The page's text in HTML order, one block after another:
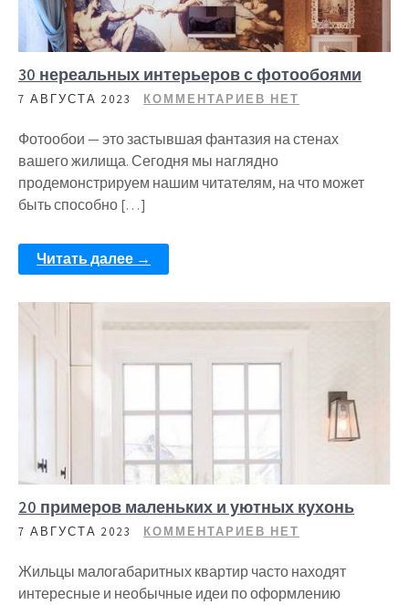
30 нереальных интерьеров с фотообоями
7 АВГУСТА 2023 КОММЕНТАРИЕВ НЕТ
Фотообои — это застывшая фантазия на стенах
вашего жилища. Сегодня мы наглядно
продемонстрируем нашим читателям, на что может
быть способно […]
Читать далее →
20 примеров маленьких и уютных кухонь
7 АВГУСТА 2023 КОММЕНТАРИЕВ НЕТ
Жильцы малогабаритных квартир часто находят
интересные и необычные идеи по оформлению